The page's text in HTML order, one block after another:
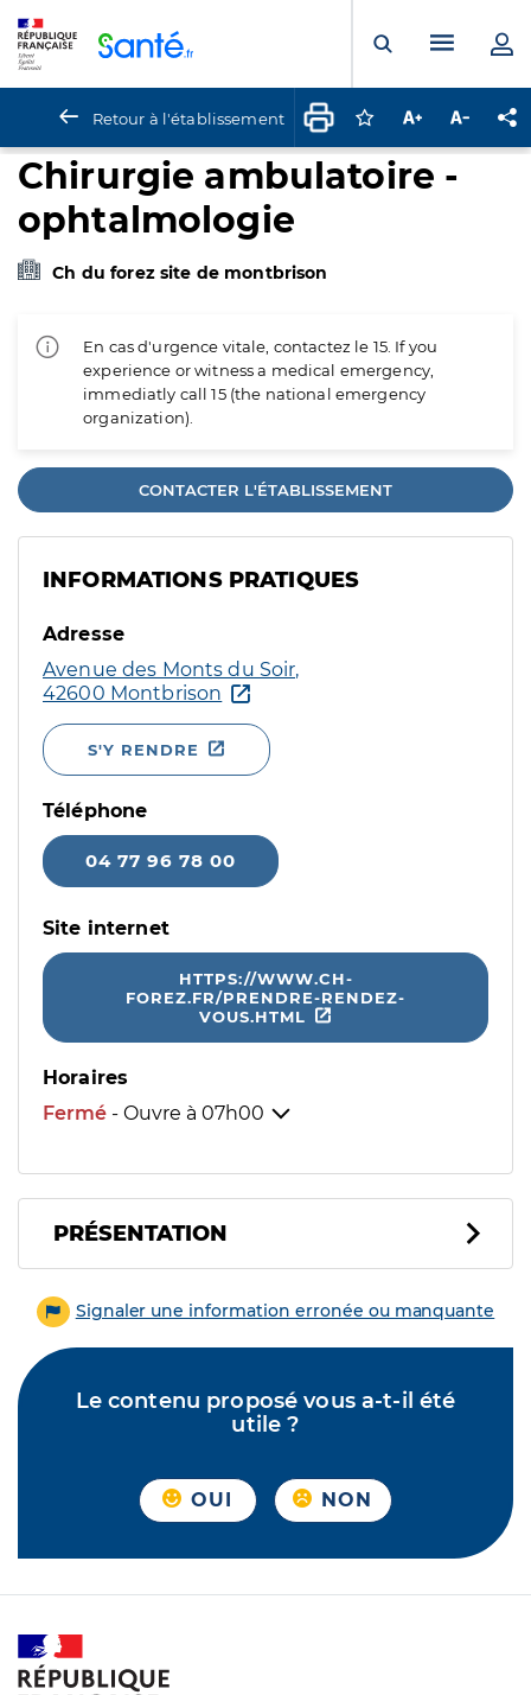
Ouvrir laMenu
Retour à l'établissement Connectez-vous
Augmenter la
Chirurgie ambulatoire -
ophtalmologie
Ch du forez site de montbrison
En cas d'urgence vitale, contactez le 15. If you
experience or witness a medical emergency,
immediatly call 15 (the national emergency
organization).
CONTACTER L'ÉTABLISSEMENT
INFORMATIONS PRATIQUES
Adresse
Avenue des Monts du Soir,
42600 Montbrison
S'Y RENDRE
Téléphone
04 77 96 78 00
Site internet
HTTPS://WWW.CH-
FOREZ.FR/PRENDRE-RENDEZ-
VOUS.HTML
Horaires
Fermé - Ouvre à 07h00
PRÉSENTATION
Signaler une information erronée ou manquante
Le contenu proposé vous a-t-il été
utile ?
OUI NON